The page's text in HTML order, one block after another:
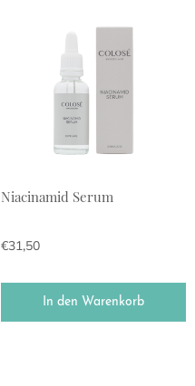
Niacinamid Serum
€31,50
In den Warenkorb